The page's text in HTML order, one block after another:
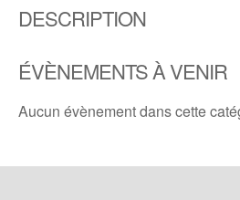
DESCRIPTION
ÉVÈNEMENTS À VENIR
Aucun évènement dans cette